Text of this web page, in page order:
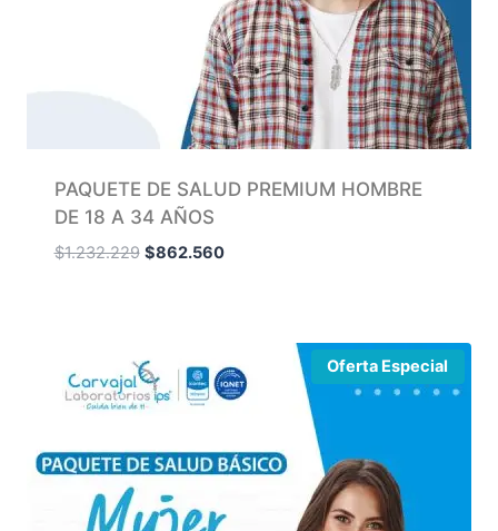
PAQUETE DE SALUD PREMIUM HOMBRE
DE 18 A 34 AÑOS
$1.232.229 $862.560
Oferta Especial